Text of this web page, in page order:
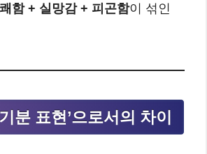
함 + 실망감 + 피곤함이 섞인
분 표현’으로서의 차이